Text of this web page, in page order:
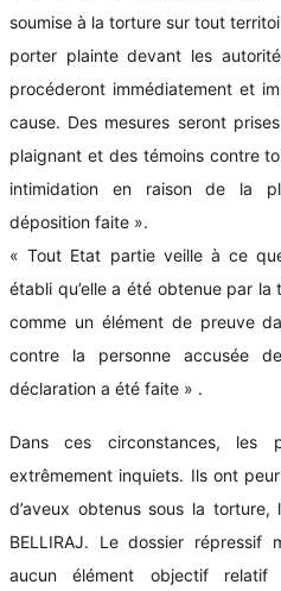
soumise à la torture sur tout
porter plainte devant les
procéderont immédiatement et
cause. Des mesures seront
plaignant et des témoins contre
intimidation en raison de la
déposition faite ».
« Tout Etat partie veille à ce
établi qu’elle a été obtenue par
comme un élément de preuve
contre la personne accusée
déclaration a été faite » .
Dans ces circonstances, les
extrêmement inquiets. Ils ont
d’aveux obtenus sous la
BELLIRAJ. Le dossier
aucun élément objectif relatif